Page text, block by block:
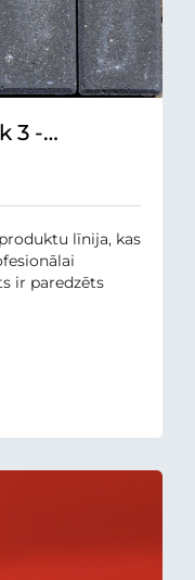
3 -
līnija, kas
ir paredzēts